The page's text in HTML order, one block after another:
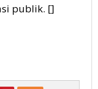
publik. []